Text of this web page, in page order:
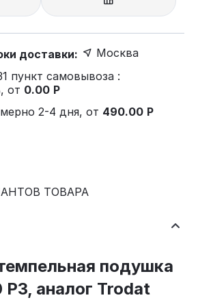
доставки:
Москва
пункт самовывоза :
от 0.00 Р
2-4 дня, от 490.00 Р
ТОВАРА
подушка
аналог Trodat